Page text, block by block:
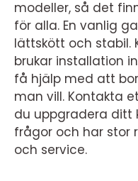
modeller, så det
för alla. En vanlig
lättskött och stabil.
brukar installation
få hjälp med att
man vill. Kontakta
du uppgradera ditt
frågor och har stor
och service.